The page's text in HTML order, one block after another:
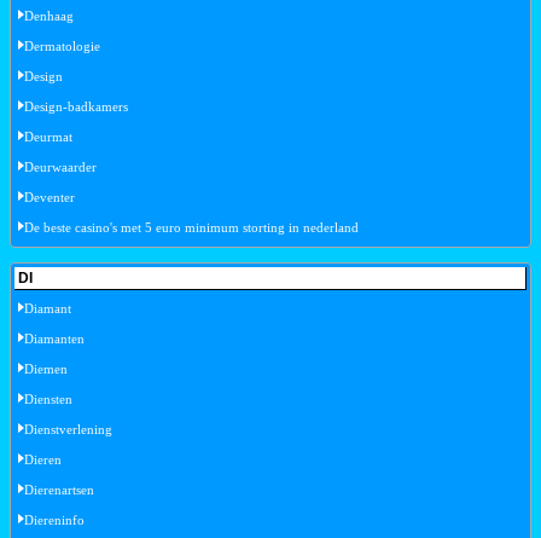
Denhaag
Dermatologie
Design
Design-badkamers
Deurmat
Deurwaarder
Deventer
De beste casino's met 5 euro minimum storting in nederland
DI
Diamant
Diamanten
Diemen
Diensten
Dienstverlening
Dieren
Dierenartsen
Diereninfo